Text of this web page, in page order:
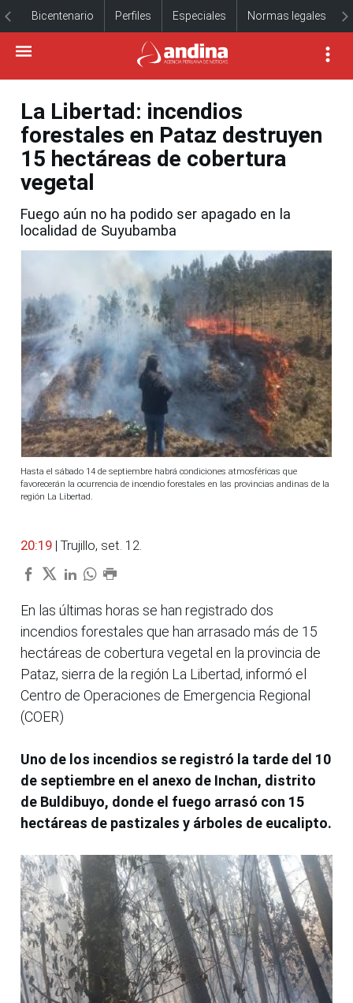
Bicentenario Perfiles Especiales Normas legales
La Libertad: incendios
forestales en Pataz destruyen
15 hectáreas de cobertura
vegetal
Fuego aún no ha podido ser apagado en la
localidad de Suyubamba
Hasta el sábado 14 de septiembre habrá condiciones atmosféricas que
favorecerán la ocurrencia de incendio forestales en las provincias andinas de la
región La Libertad.
20:19 | Trujillo, set. 12.
En las últimas horas se han registrado dos
incendios forestales que han arrasado más de 15
hectáreas de cobertura vegetal en la provincia de
Pataz, sierra de la región La Libertad, informó el
Centro de Operaciones de Emergencia Regional
(COER)
Uno de los incendios se registró la tarde del 10
de septiembre en el anexo de Inchan, distrito
de Buldibuyo, donde el fuego arrasó con 15
hectáreas de pastizales y árboles de eucalipto.